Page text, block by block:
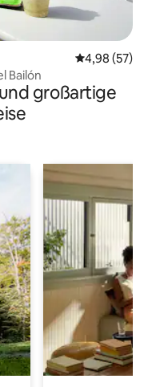
4,98 (57)
Bailón
großartige